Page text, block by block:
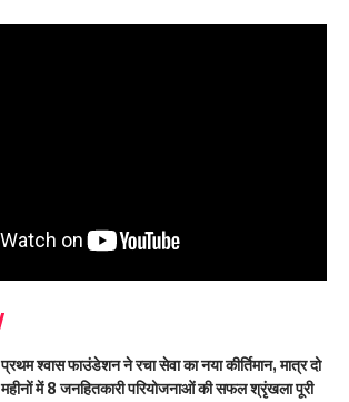
प्रथम श्वास फाउंडेशन ने रचा सेवा का नया कीर्तिमान, मात्र दो
महीनों में 8 जनहितकारी परियोजनाओं की सफल श्रृंखला पूरी